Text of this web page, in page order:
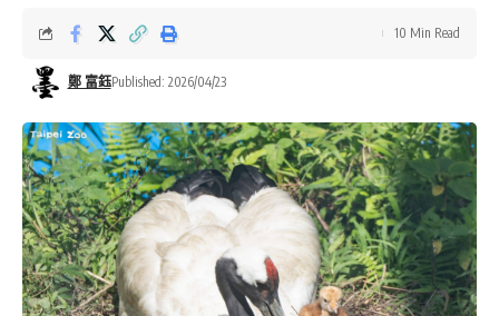
鄭 富鈺Published: 2026/04/23
10 Min Read